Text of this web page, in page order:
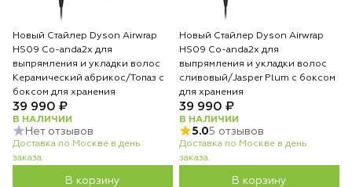
Новый Стайлер Dyson Airwrap
HS09 Co-anda2x для
выпрямления и укладки волос
Керамический абрикос/Топаз с
боксом для хранения
39 990 ₽
В НАЛИЧИИ
Нет отзывов
Доставка по Москве в день
заказа.
В корзину
Новый Стайлер Dyson Airwrap
HS09 Co-anda2x для
выпрямления и укладки волос
сливовый/Jasper Plum с боксом
для хранения
39 990 ₽
В НАЛИЧИИ
5.05 отзывов
Доставка по Москве в день
заказа.
В корзину